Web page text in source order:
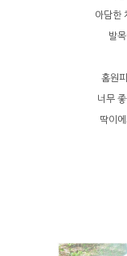
아담한
발
홈원
너무
딱이